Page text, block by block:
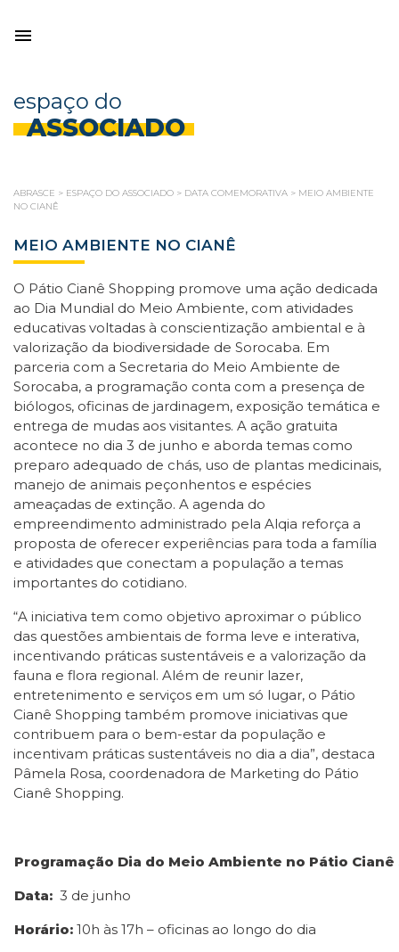
espaço do
ASSOCIADO
ABRASCE > ESPAÇO DO ASSOCIADO > DATA COMEMORATIVA > MEIO AMBIENTE
NO CIANÊ
MEIO AMBIENTE NO CIANÊ
O Pátio Cianê Shopping promove uma ação dedicada
ao Dia Mundial do Meio Ambiente, com atividades
educativas voltadas à conscientização ambiental e à
valorização da biodiversidade de Sorocaba. Em
parceria com a Secretaria do Meio Ambiente de
Sorocaba, a programação conta com a presença de
biólogos, oficinas de jardinagem, exposição temática e
entrega de mudas aos visitantes. A ação gratuita
acontece no dia 3 de junho e aborda temas como
preparo adequado de chás, uso de plantas medicinais,
manejo de animais peçonhentos e espécies
ameaçadas de extinção. A agenda do
empreendimento administrado pela Alqia reforça a
proposta de oferecer experiências para toda a família
e atividades que conectam a população a temas
importantes do cotidiano.
“A iniciativa tem como objetivo aproximar o público
das questões ambientais de forma leve e interativa,
incentivando práticas sustentáveis e a valorização da
fauna e flora regional. Além de reunir lazer,
entretenimento e serviços em um só lugar, o Pátio
Cianê Shopping também promove iniciativas que
contribuem para o bem-estar da população e
incentivam práticas sustentáveis no dia a dia”, destaca
Pâmela Rosa, coordenadora de Marketing do Pátio
Cianê Shopping.
Programação Dia do Meio Ambiente no Pátio
Data: 3 de junho
Horário: 10h às 17h – oficinas ao longo do dia